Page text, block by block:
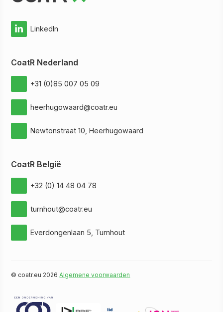
LinkedIn
CoatR Nederland
+31 (0)85 007 05 09
heerhugowaard@coatr.eu
Newtonstraat 10, Heerhugowaard
CoatR België
+32 (0) 14 48 04 78
turnhout@coatr.eu
Everdongenlaan 5, Turnhout
© coatr.eu 2026Algemene voorwaarden